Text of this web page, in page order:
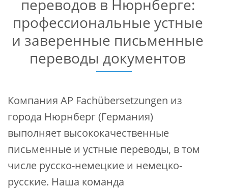
переводов в Нюрнберге:
профессиональные устные
и заверенные письменные
переводы документов
Компания AP Fachübersetzungen из
города Нюрнберг (Германия)
выполняет высококачественные
письменные и устные переводы, в том
числе русско-немецкие и немецко-
русские. Наша команда